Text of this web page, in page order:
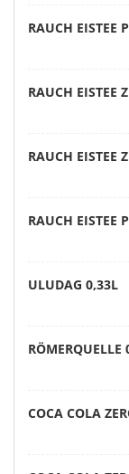
RAUCH EISTEE
RAUCH EISTEE
RAUCH EISTEE
RAUCH EISTEE
ULUDAG 0,33L
RÖMERQUELLE
COCA COLA